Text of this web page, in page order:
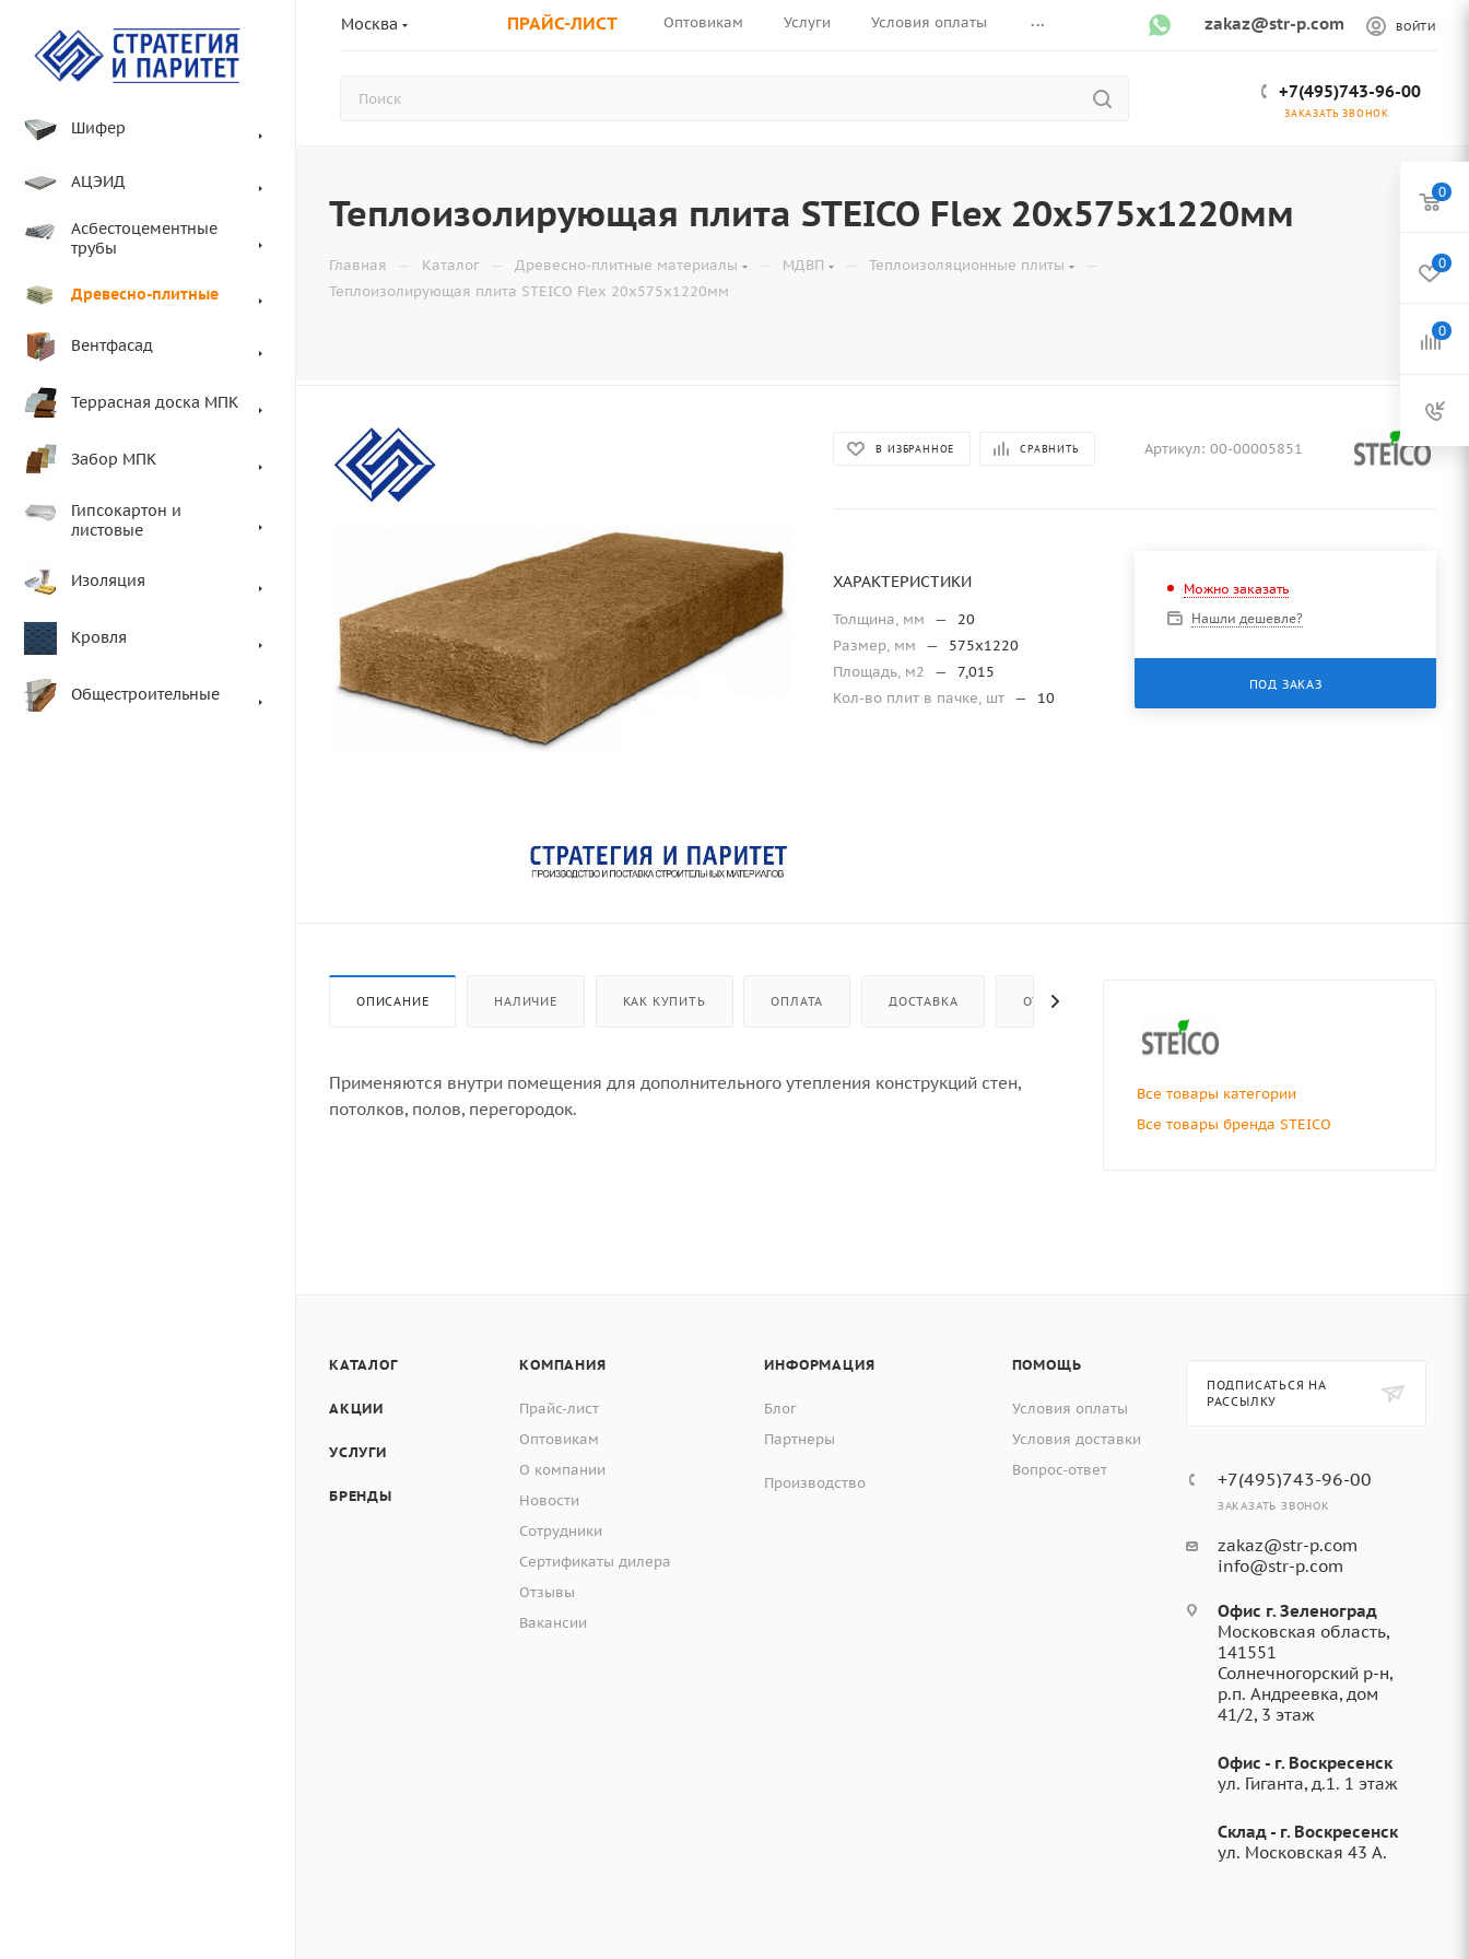
Москва ПРАЙС-ЛИСТ Оптовикам Услуги Условия оплаты ... zakaz@str-p.com ВОЙТИ
+7(495)743-96-00
ЗАКАЗАТЬ ЗВОНОК
Шифер
АЦЭИД
Асбестоцементные
трубы
Древесно-плитные
Вентфасад
Террасная доска МПК
Забор МПК
Гипсокартон и
листовые
Изоляция
Кровля
Общестроительные
Теплоизолирующая плита STEICO Flex 20x575x1220мм
Главная — Каталог — Древесно-плитные материалы — МДВП — Теплоизоляционные плиты —
Теплоизолирующая плита STEICO Flex 20x575x1220мм
В ИЗБРАННОЕ СРАВНИТЬ Артикул: 00-00005851
ХАРАКТЕРИСТИКИ
Толщина, мм —
20
Размер, мм
—
575х1220
Площадь, м2
—
7,015
Кол-во плит в пачке, шт — 10
Можно заказать
Нашли дешевле?
ПОД ЗАКАЗ
ОПИСАНИЕ НАЛИЧИЕ КАК КУПИТЬ ОПЛАТА ДОСТАВКА ОТЗЫВЫ
Применяются внутри помещения для дополнительного утепления конструкций стен,
потолков, полов, перегородок.
Все товары категории
Все товары бренда STEICO
КАТАЛОГ
АКЦИИ
УСЛУГИ
БРЕНДЫ
КОМПАНИЯ
Прайс-лист
Оптовикам
О компании
Новости
Сотрудники
Сертификаты дилера
Отзывы
Вакансии
ИНФОРМАЦИЯ
Блог
Партнеры
Производство
ПОМОЩЬ
Условия оплаты
Условия доставки
Вопрос-ответ
ПОДПИСАТЬСЯ НА
РАССЫЛКУ
+7(495)743-96-00
ЗАКАЗАТЬ ЗВОНОК
zakaz@str-p.com
info@str-p.com
Офис г. Зеленоград
Московская область,
141551
Солнечногорский р-н,
р.п. Андреевка, дом
41/2, 3 этаж
Офис - г. Воскресенск
ул. Гиганта, д.1. 1 этаж
Склад - г. Воскресенск
ул. Московская 43 А.
0
0
0